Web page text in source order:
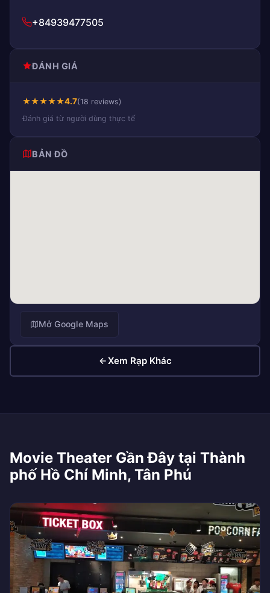
+84939477505
ĐÁNH GIÁ
★★★★★4.7(18 reviews)
Đánh giá từ người dùng thực tế
BẢN ĐỒ
Mở Google Maps
Xem Rạp Khác
Movie Theater Gần Đây tại Thành
phố Hồ Chí Minh, Tân Phú